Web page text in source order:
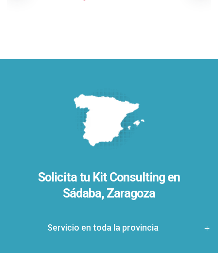
Solicita tu Kit Consulting en
Sádaba, Zaragoza
Servicio en toda la provincia